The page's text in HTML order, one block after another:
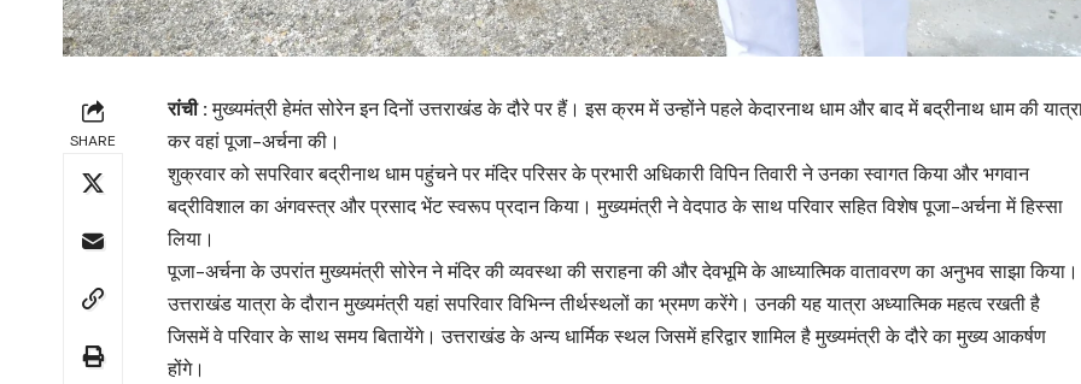
SHARE
रांची :मुख्यमंत्री हेमंत सोरेन इन दिनों उत्तराखंड के दौरे पर हैं। इस क्रम में उन्होंने पहले केदारनाथ धाम और बाद में बद्रीनाथ धाम की
कर वहां पूजा-अर्चना की।
शुक्रवार को सपरिवार बद्रीनाथ धाम पहुंचने पर मंदिर परिसर के प्रभारी अधिकारी विपिन तिवारी ने उनका स्वागत किया और भगवान
बद्रीविशाल का अंगवस्त्र और प्रसाद भेंट स्वरूप प्रदान किया। मुख्यमंत्री ने वेदपाठ के साथ परिवार सहित विशेष पूजा-अर्चना में हिस्सा
लिया।
पूजा-अर्चना के उपरांत मुख्यमंत्री सोरेन ने मंदिर की व्यवस्था की सराहना की और देवभूमि के आध्यात्मिक वातावरण का अनुभव साझा किया।
उत्तराखंड यात्रा के दौरान मुख्यमंत्री यहां सपरिवार विभिन्न तीर्थस्थलों का भ्रमण करेंगे। उनकी यह यात्रा अध्यात्मिक महत्व रखती है
जिसमें वे परिवार के साथ समय बितायेंगे। उत्तराखंड के अन्य धार्मिक स्थल जिसमें हरिद्वार शामिल है मुख्यमंत्री के दौरे का मुख्य आकर्षण
होंगे।